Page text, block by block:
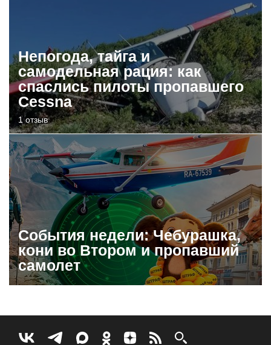
Непогода, тайга и
самодельная рация: как
спаслись пилоты пропавшего
Cessna
1 отзыв
События недели: Чебурашка,
кони во Втором и пропавший
самолет